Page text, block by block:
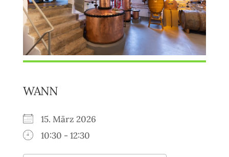
WANN
15. März 2026
10:30 - 12:30